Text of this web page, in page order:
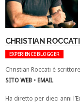
CHRISTIAN ROCCATI
EXPERIENCE BLOGGER
Christian Roccati è
SITO WEB • EMAIL
Ha diretto per dieci anni